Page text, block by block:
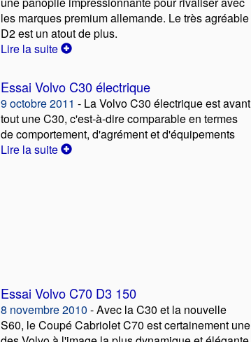
les marques premium allemande. Le très agréable
D2 est un atout de plus.
Lire la suite
Essai Volvo C30 électrique
9 octobre 2011 - La Volvo C30 électrique est avant
tout une C30, c'est-à-dire comparable en termes
de comportement, d'agrément et d'équipements
Lire la suite
Essai Volvo C70 D3 150
8 novembre 2010 - Avec la C30 et la nouvelle
S60, le Coupé Cabriolet C70 est certainement une